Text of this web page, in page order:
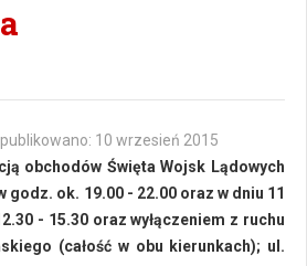
10 wrzesień 2015
obchodów Święta Wojsk Lądowych
godz. ok. 19.00 - 22.00 oraz w dniu 11
- 15.30 oraz wyłączeniem z ruchu
(całość w obu kierunkach); ul.